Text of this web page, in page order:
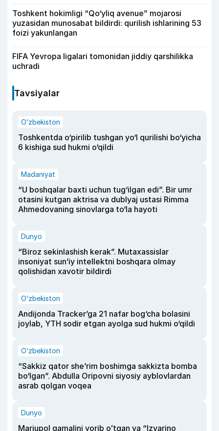
Toshkent hokimligi “Qo‘yliq avenue” mojarosi
yuzasidan munosabat bildirdi: qurilish ishlarining 53
foizi yakunlangan
FIFA Yevropa ligalari tomonidan jiddiy qarshilikka
uchradi
Tavsiyalar
O‘zbekiston
Toshkentda o‘pirilib tushgan yo‘l qurilishi bo‘yicha
6 kishiga sud hukmi o‘qildi
Madaniyat
“U boshqalar baxti uchun tug‘ilgan edi”. Bir umr
otasini kutgan aktrisa va dublyaj ustasi Rimma
Ahmedovaning sinovlarga to‘la hayoti
Dunyo
“Biroz sekinlashish kerak”. Mutaxassislar
insoniyat sun’iy intellektni boshqara olmay
qolishidan xavotir bildirdi
O‘zbekiston
Andijonda Tracker’ga 21 nafar bog‘cha bolasini
joylab, YTH sodir etgan ayolga sud hukmi o‘qildi
O‘zbekiston
“Sakkiz qator she’rim boshimga sakkizta bomba
bo‘lgan”. Abdulla Oripovni siyosiy ayblovlardan
asrab qolgan voqea
Dunyo
Mariupol qamalini yorib oʻtgan va “Izvarino